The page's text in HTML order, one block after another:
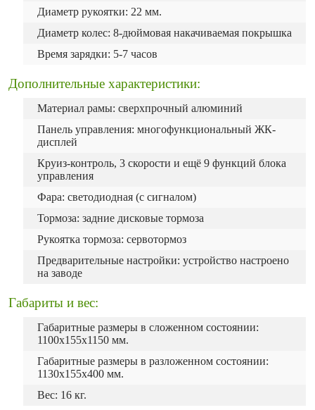
Диаметр рукоятки: 22 мм.
Диаметр колес: 8-дюймовая накачиваемая покрышка
Время зарядки: 5-7 часов
Дополнительные характеристики:
Материал рамы: сверхпрочный алюминий
Панель управления: многофункциональный ЖК-
дисплей
Круиз-контроль, 3 скорости и ещё 9 функций блока
управления
Фара: светодиодная (с сигналом)
Тормоза: задние дисковые тормоза
Рукоятка тормоза: сервотормоз
Предварительные настройки: устройство настроено
на заводе
Габариты и вес:
Габаритные размеры в сложенном состоянии:
1100х155х1150 мм.
Габаритные размеры в разложенном состоянии:
1130х155х400 мм.
Вес: 16 кг.